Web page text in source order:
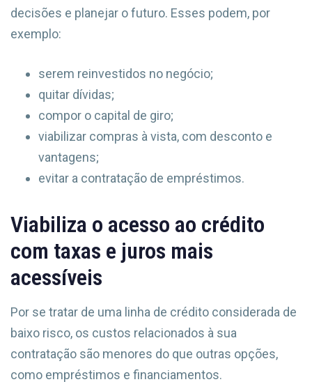
decisões e planejar o futuro. Esses podem, por
exemplo:
serem reinvestidos no negócio;
quitar dívidas;
compor o capital de giro;
viabilizar compras à vista, com desconto e
vantagens;
evitar a contratação de empréstimos.
Viabiliza o acesso ao crédito
com taxas e juros mais
acessíveis
Por se tratar de uma linha de crédito considerada de
baixo risco, os custos relacionados à sua
contratação são menores do que outras opções,
como empréstimos e financiamentos.